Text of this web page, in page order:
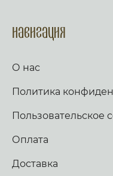
Навигация
О нас
Политика
Пользовательское
Оплата
Доставка